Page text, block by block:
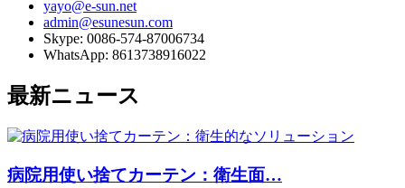
yayo@e-sun.net
admin@esunesun.com
Skype: 0086-574-87006734
WhatsApp: 8613738916022
最新ニュース
病院用使い捨てカーテン：衛生面…